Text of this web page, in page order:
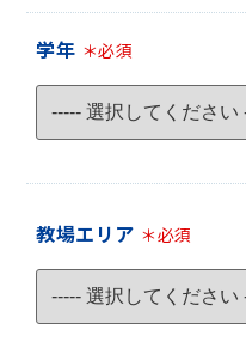
学年 ＊必須
教場エリア ＊必須